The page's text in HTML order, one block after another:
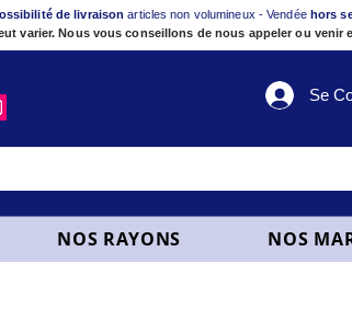
de livraisonarticles non volumineux - Vendée hors
varier. Nous vous conseillons de nous appeler ou
Se
NOS RAYONS NOS